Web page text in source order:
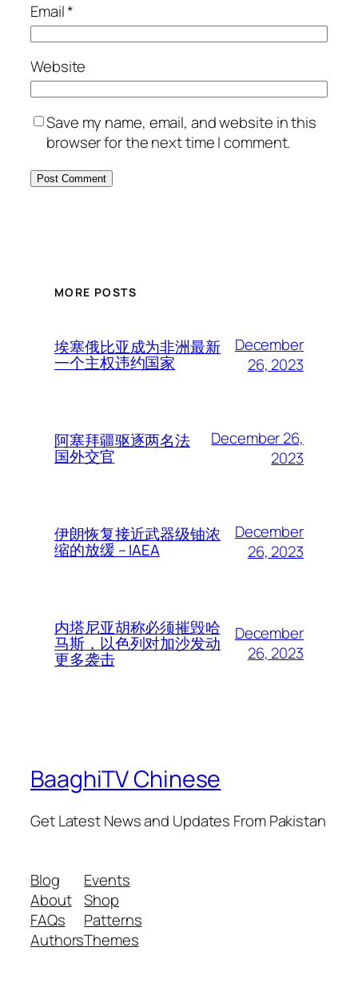
Email*
Website
Save my name, email, and website in this
browser for the next time I comment.
MORE POSTS
埃塞俄比亚成为非洲最新
一个主权违约国家
December
26, 2023
阿塞拜疆驱逐两名法
国外交官
December 26,
2023
伊朗恢复接近武器级铀浓
缩的放缓 – IAEA
December
26, 2023
内塔尼亚胡称必须摧毁哈
马斯，以色列对加沙发动
更多袭击
December
26, 2023
BaaghiTV Chinese
Get Latest News and Updates From Pakistan
Blog
About
FAQs
Authors
Events
Shop
Patterns
Themes